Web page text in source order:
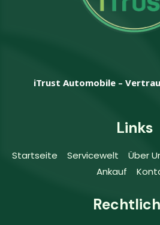
iTrust Automobile –
Links
Startseite Servicewelt Über
Ankauf